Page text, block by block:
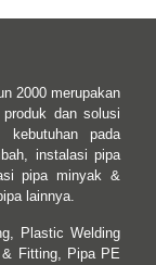
2000 merupakan
produk dan solusi
kebutuhan pada
instalasi pipa
pipa minyak &
lainnya.
Plastic Welding
Fitting, Pipa PE